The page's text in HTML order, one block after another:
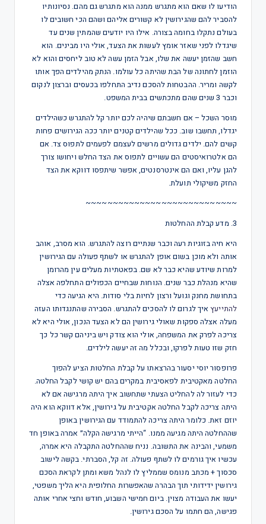
הודיעו לו שאם הוא מתגרש ממנה הוא מתגרש גם מהם. נסיונותיו
להסביר להם שהגירושין לא קשורים אליהם ושהם הכי חשובים לו
בעולם נתקלו בחומה בצורה. אילו היו יודעים שהמתין שנים עד
שיגדלו לפני שאזר אומץ לעשות את הצעד, אולי היו מבינים. הוא
חשב שהזמן יעשה את שלו, אבל הזמן עשה לא טוב ליחסים והוא לא
הוזמן לחתונה של הבת שהיתה כל עולמו. הנתק מהילדים הפך אותו
לקשה ומריר. ההבטחות להסכם נדיב התחלפו בכעסים וברצון לנקום
וכבר 3 שנים שהם מתכתשים בבית המשפט.
מוסר השכל – אם חשבתם שיהיה לכם יותר קל להתגרש כשהילדים
יגדלו, תחשבו שוב. ככל שהילדים קטנים יותר ככה הגירושים פחות
קשים להם. ילדים גדולים מרשים לעצמם לפעמים לתפוס צד. אם
הם אלטרואיסטים הם עשויים לתפוס את הצד החלש ויחושו צורך
להגן עליו, ואם הם אינטרסנטים, אפשר שיתפסו דווקא את הצד
החזק משיקולי תועלת.
~~~~~~~~~~~~~~~~~~~~~~~~~~~~
3. מדע קבלת ההחלטות
היא חיה בזוגיות רעה וכבר שנתיים רוצה להתגרש. הוא מסרב, אוהב
אותה ולא מוכן בשום אופן להתגרש או לשתף פעולה עם הגירושין
למרות שיודע שהיא כבר לא שם. בפאטתיות מעלים עין מהרומן
שהיא מנהלת כבר שנים. הנוחות שבחיים הכפולים התחלפה אצלה
בתחושת מחנק וגועל ורצון לחיות בלי סודות. היא הגיעה כדי
להתייעץאיך לגרום לו להסכים להתגרש. הסבירה שהתנגדותו העזה
מעלה אצלה ספקות שאולי גירושין הם לא הצעד הנכון, אולי היא לא
צריכה לפרק את המשפחה, אולי הוא צודק ויש ביניהם קשר כל כך
חזק שזו טעות לפרקו, ובכלל מה זה יעשה לילדים.
פרופסור יוסי יסעור בהרצאתו על קבלת החלטות הציע להפוך
החלטה מאקטיבית לפאסיבית במקרים בהם יש קושי לקבל החלטה.
כדי לעזור לה להחליט הצעתי שתחשוב איך היתה מרגישה אם לא
היתה צריכה לקבל החלטה אקטיבית על גירושין, אלא דווקא הוא היה
יוזם זאת. כלומר היתה צריכה להתמודד עם הגירושין באופן
שההחלטה היתה מגיעה ממנו. “הייתי מרגישה הקלה״ אמרה באופן חד
משמעי, והבינה את התשובה. נניח שההחלטה התקבלה היא אמרה,
עכשיו איך גורמים לו לשתף פעולה. זה קל, הסברתי. בקשה לישוב
סכסוך + מכתב מנומס שממליץ לו לנהל משא ומתן לקראת הסכם
גירושין ידידותי תוך הבהרה שהאפשרות החלופית היא הליך משפטי,
יעשו את העבודה מצוין. ביום חמישי השבוע, חודש וחצי אחרי אותה
פגישה, הם חתמו על הסכם גירושין.